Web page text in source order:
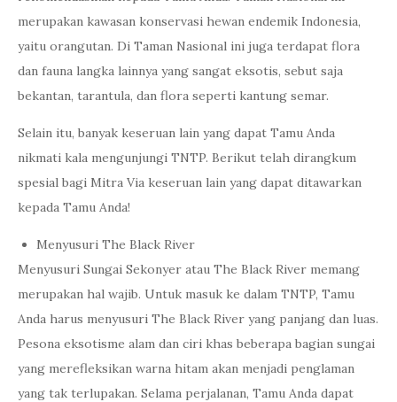
merupakan kawasan konservasi hewan endemik Indonesia,
yaitu orangutan. Di Taman Nasional ini juga terdapat flora
dan fauna langka lainnya yang sangat eksotis, sebut saja
bekantan, tarantula, dan flora seperti kantung semar.
Selain itu, banyak keseruan lain yang dapat Tamu Anda
nikmati kala mengunjungi TNTP. Berikut telah dirangkum
spesial bagi Mitra Via keseruan lain yang dapat ditawarkan
kepada Tamu Anda!
Menyusuri The Black River
Menyusuri Sungai Sekonyer atau The Black River memang
merupakan hal wajib. Untuk masuk ke dalam TNTP, Tamu
Anda harus menyusuri The Black River yang panjang dan luas.
Pesona eksotisme alam dan ciri khas beberapa bagian sungai
yang merefleksikan warna hitam akan menjadi penglaman
yang tak terlupakan. Selama perjalanan, Tamu Anda dapat